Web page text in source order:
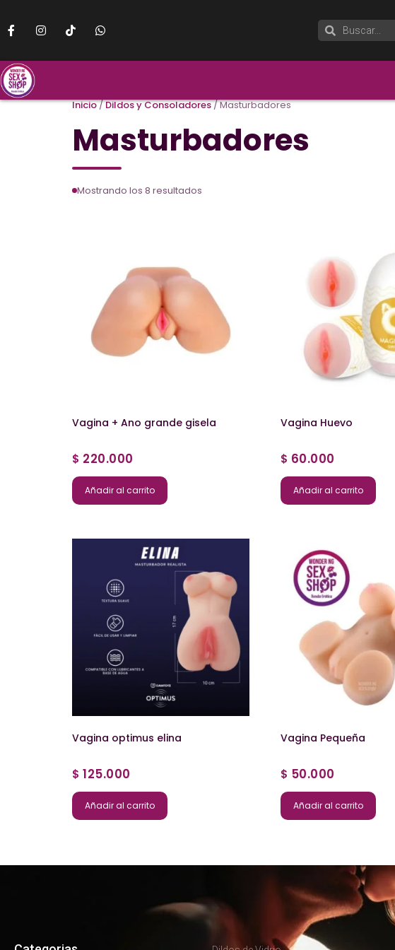
Inicio/Dildos y Consoladores/ Masturbadores
Masturbadores
Mostrando los 8 resultados
Vagina + Ano grande gisela
$ 220.000
Añadir al carrito
Vagina Huevo
$ 60.000
Añadir al carrito
Vagina optimus elina
$ 125.000
Añadir al carrito
Vagina Pequeña
$ 50.000
Añadir al carrito